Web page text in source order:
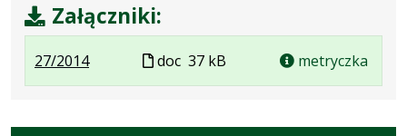
Załączniki:
27/2014.
Plik
formacie:
.
Rozmiar
37
Plik
w
doc 37 kB metryczka